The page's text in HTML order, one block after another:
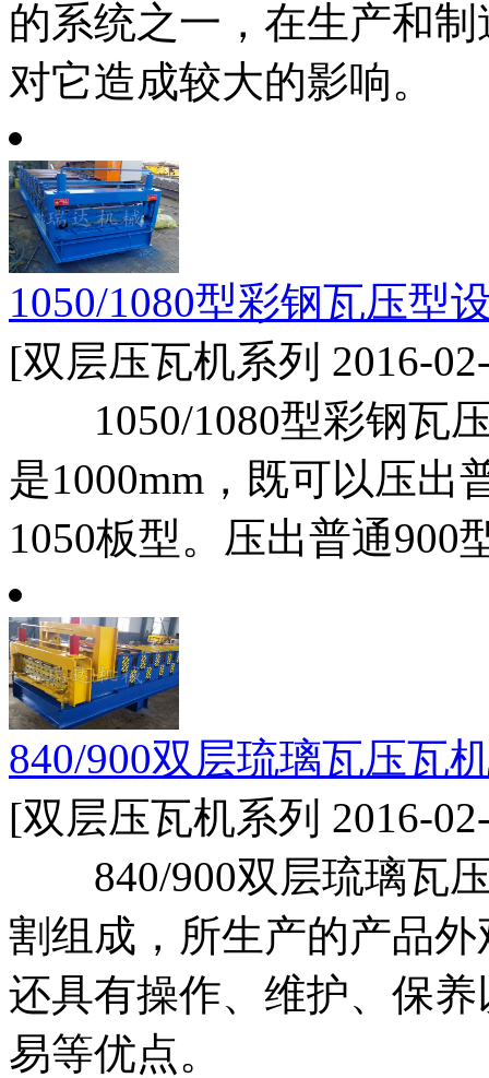
的系统之一，在生产和
对它造成较大的影响。
1050/1080型彩钢瓦压型
[双层压瓦机系列 2016-
1050/1080型彩钢瓦压
是1000mm，既可以压出
1050板型。压出普通900
840/900双层琉璃瓦压瓦
[双层压瓦机系列 2016-
840/900双层琉璃瓦压
割组成，所生产的产品
还具有操作、维护、保
易等优点。